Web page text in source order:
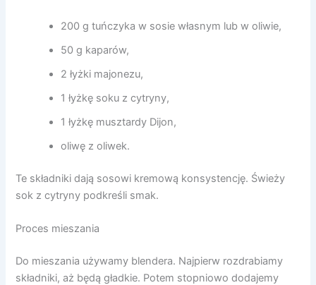
200 g tuńczyka w sosie własnym lub w oliwie,
50 g kaparów,
2 łyżki majonezu,
1 łyżkę soku z cytryny,
1 łyżkę musztardy Dijon,
oliwę z oliwek.
Te składniki dają sosowi kremową konsystencję. Świeży
sok z cytryny podkreśli smak.
Proces mieszania
Do mieszania używamy blendera. Najpierw rozdrabiamy
składniki, aż będą gładkie. Potem stopniowo dodajemy